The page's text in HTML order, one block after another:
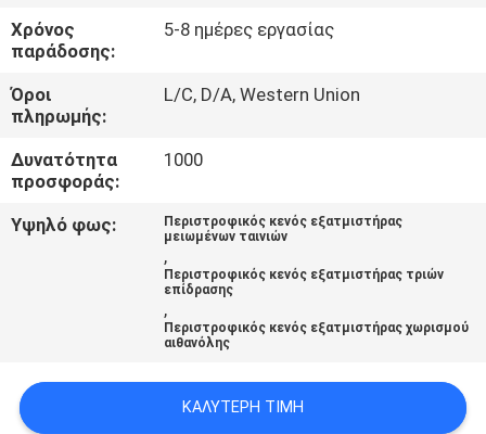
ΜΑΣ
ΣΕ
ΕΠΑΦΉ
ΜΕ
ΑΠΌΣΠΑΣΜΑ
SITEMAP
Χρόνος
παράδοσης:
5-8 ημέρες εργασίας
Όροι
πληρωμής:
L/C, D/A, Western Union
Δυνατότητα
προσφοράς:
1000
Υψηλό φως:
Περιστροφικός κενός εξατμιστήρας
μειωμένων ταινιών
,
Περιστροφικός κενός εξατμιστήρας τριών
επίδρασης
,
Περιστροφικός κενός εξατμιστήρας χωρισμού
αιθανόλης
ΚΑΛΎΤΕΡΗ ΤΙΜΉ